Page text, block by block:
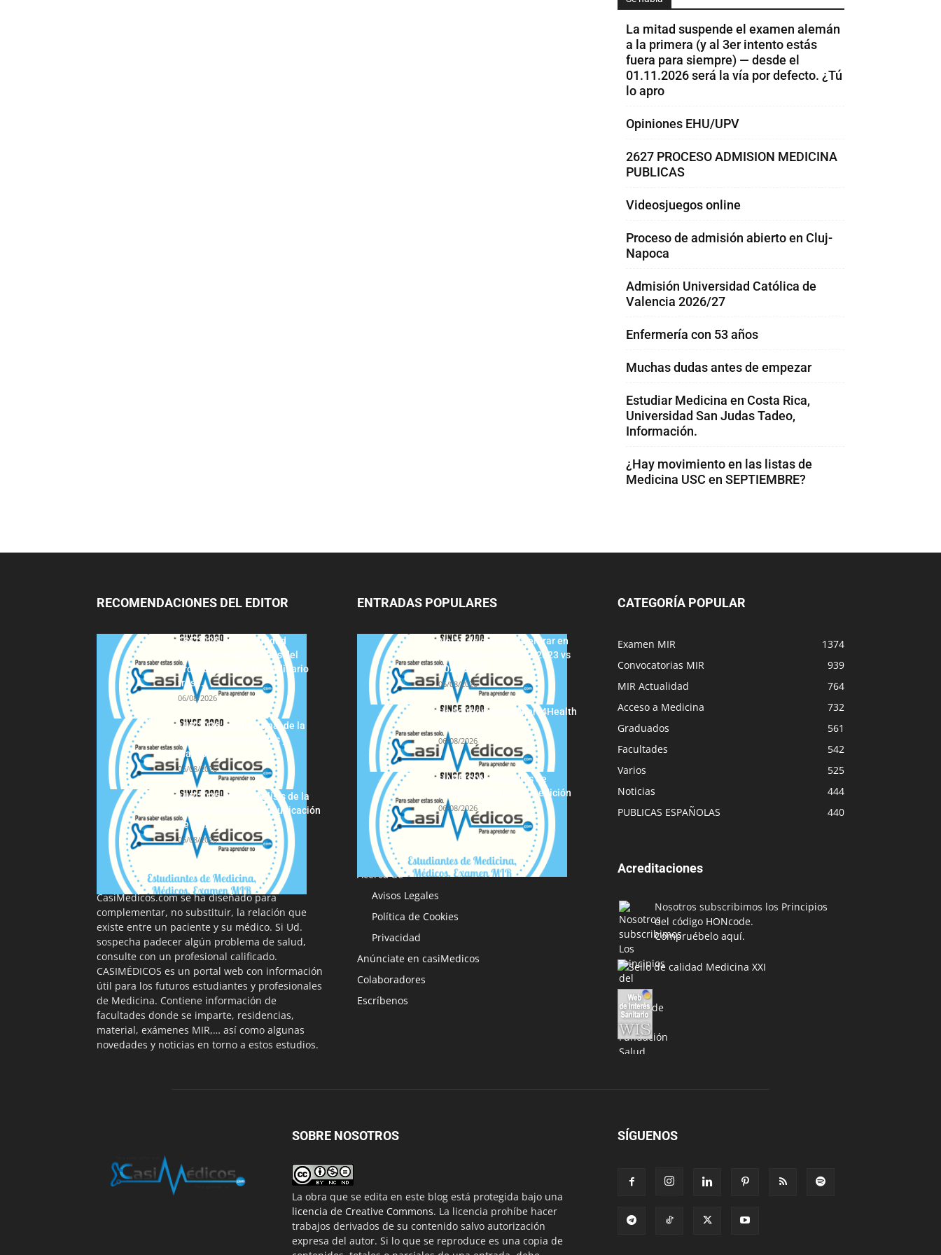
La mitad suspende el examen alemán
a la primera (y al 3er intento estás
fuera para siempre) — desde el
01.11.2026 será la vía por defecto. ¿Tú
lo apro
Opiniones EHU/UPV
2627 PROCESO ADMISION MEDICINA
PUBLICAS
Videosjuegos online
Proceso de admisión abierto en Cluj-
Napoca
Admisión Universidad Católica de
Valencia 2026/27
Enfermería con 53 años
Muchas dudas antes de empezar
Estudiar Medicina en Costa Rica,
Universidad San Judas Tadeo,
Información.
¿Hay movimiento en las listas de
Medicina USC en SEPTIEMBRE?
RECOMENDACIONES DEL EDITOR
FSE 2025-2026: Sanidad
adjudica las 441 plazas del
procedimiento extraordinario
tras...
06/08/2026
MIR 2026: análisis final de la
adjudicación de plazas y
claves...
06/08/2026
MIR 2025-2026: análisis de la
tercera semana de adjudicación
de plazas
06/08/2026
La información proporcionada en
CasiMedicos.com se ha diseñado para
complementar, no substituir, la relación que
existe entre un paciente y su médico. Si Ud.
sospecha padecer algún problema de salud,
consulte con un profesional calificado.
CASIMÉDICOS es un portal web con información
útil para los futuros estudiantes y profesionales
de Medicina. Contiene información de
facultades donde se imparte, residencias,
material, exámenes MIR,… así como algunas
novedades y noticias en torno a estos estudios.
ENTRADAS POPULARES
Notas de corte para entrar en
Medicina, curso 2022/2023 vs
2021/2022
06/08/2026
Hackathon Innomakers4Health
06/08/2026
HARRISON Principios de
Medicina Interna, 19.ª edición
06/08/2026
Acerca de
Avisos Legales
Política de Cookies
Privacidad
Anúnciate en casiMedicos
Colaboradores
Escríbenos
CATEGORÍA POPULAR
Examen MIR
1374
Convocatorias MIR
939
MIR Actualidad
764
Acceso a Medicina
732
Graduados
561
Facultades
542
Varios
525
Noticias
444
PUBLICAS ESPAÑOLAS
440
Acreditaciones
Nosotros subscribimos los Principios
del código HONcode.
Compruébelo aquí.
SOBRE NOSOTROS
La obra que se edita en este blog está protegida bajo una
licencia de Creative Commons. La licencia prohíbe hacer
trabajos derivados de su contenido salvo autorización
expresa del autor. Si lo que se reproduce es una copia de
SÍGUENOS